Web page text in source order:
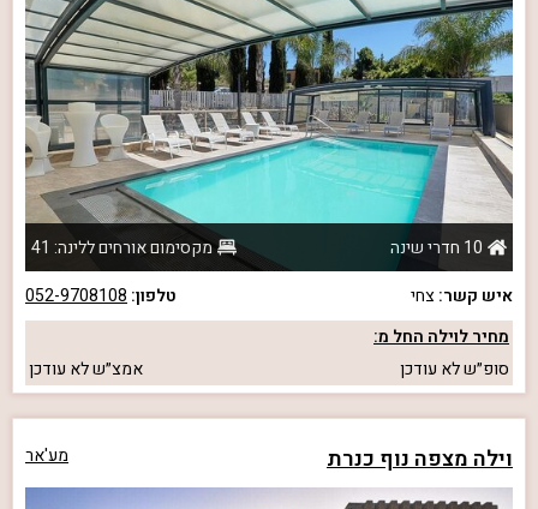
10 חדרי שינה
מקסימום אורחים ללינה: 41
איש קשר:צחי טלפון: 052-9708108
מחיר לוילה החל מ:
סופ״שלא עודכן אמצ״שלא עודכן
וילה מצפה נוף כנרת מע'אר